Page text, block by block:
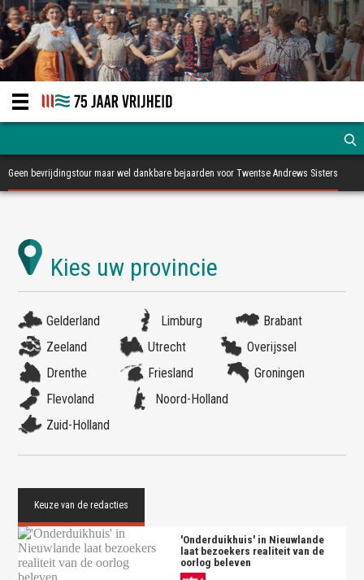
Geen bevrijdingstour maar wel dankbare bejaarden voor Twentse Andrews Sisters
Gelderland Limburg
Brabant
Zeeland
Utrecht
Overijssel
Drenthe
Friesland
Groningen
Flevoland
Noord-Holland
Zuid-Holland
'Onderduikhuis' in Nieuwlande
laat bezoekers realiteit van de
oorlog beleven